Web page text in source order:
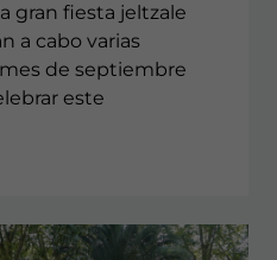
gran fiesta jeltzale
a cabo varias
de septiembre
este